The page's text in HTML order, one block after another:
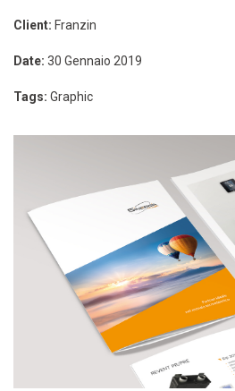
Client: Franzin
Date: 30 Gennaio 2019
Tags: Graphic